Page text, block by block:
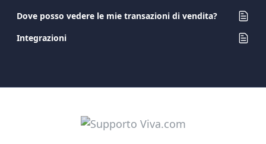
Dove posso vedere le mie transazioni di vendita?
Integrazioni